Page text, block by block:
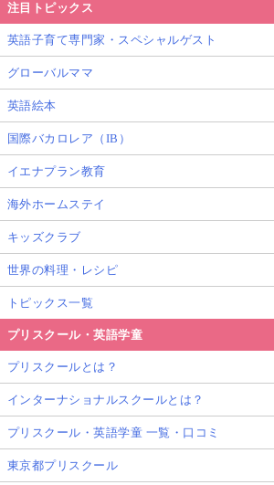
注目トピックス
英語子育て専門家・スペシャルゲスト
グローバルママ
英語絵本
国際バカロレア（IB）
イエナプラン教育
海外ホームステイ
キッズクラブ
世界の料理・レシピ
トピックス一覧
プリスクール・英語学童
プリスクールとは？
インターナショナルスクールとは？
プリスクール・英語学童 一覧・口コミ
東京都プリスクール